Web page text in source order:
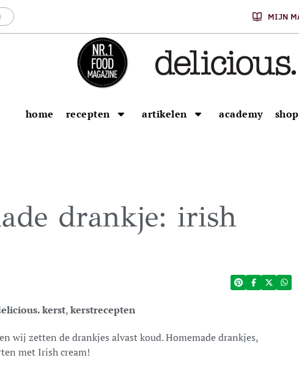
MIJN
home recepten artikelen academy shop
drankje: irish
kerst,kerstrecepten
wij zetten de drankjes alvast koud. Homemade drankjes,
met Irish cream!